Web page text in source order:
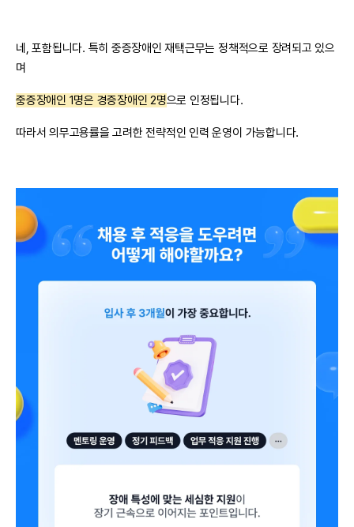
네, 포함됩니다. 특히 중증장애인 재택근무는 정책적으로 장려되고 있으
며
중증장애인 1명은 경증장애인 2명으로 인정됩니다.
따라서 의무고용률을 고려한 전략적인 인력 운영이 가능합니다.